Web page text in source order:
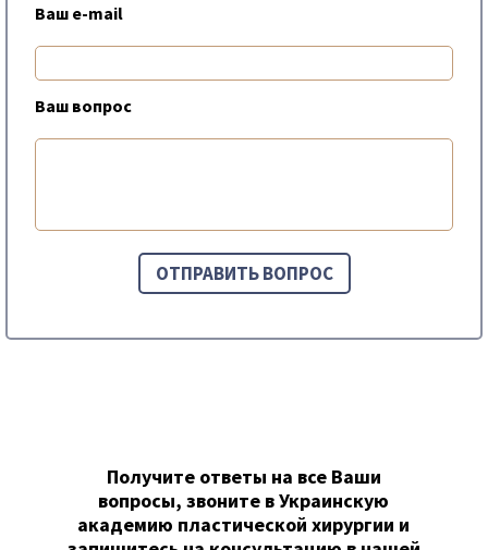
Ваш e-mail
Ваш вопрос
Получите ответы на все Ваши
вопросы, звоните в Украинскую
академию пластической хирургии и